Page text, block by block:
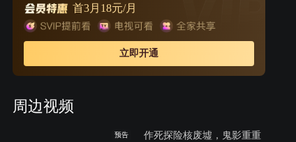
（迪米特雷·蒂亚琴科 饰）展开了一段极限旅游。所谓极限
旅游竟是走入在1986年因核泄漏事故而沦为鬼城的切尔诺
贝利。寻求刺激的年轻人们一拍即合，携手踏入了这个至
今仍为核辐射的乌云笼罩的废城。 当地颓败、死亡、
神秘的氛围给了这群人前所未有的末世体验，可是他们同
临，死神之手渐渐向这群胆大妄为的年轻人逼近……
首3月18元/月
立即开通
周边视频
预告
作死探险核废墟，鬼影重重